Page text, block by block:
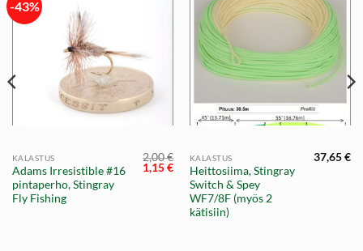
-43%
KALASTUS
Adams Irresistible #16
pintaperho, Stingray
Fly Fishing
2,00€
Alkuperäinen
hinta
1,15€Nykyinen
hinta
1,15 €.
KALASTUS
Heittosiima, Stingray
Switch & Spey
WF7/8F (myös 2
kätisiin)
37,65€
€.